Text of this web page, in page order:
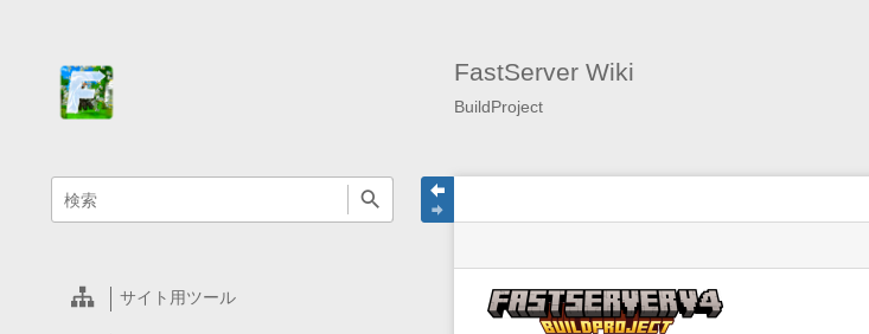
FastServer Wiki
BuildProject
quick
search
サイト用ツール
status
ー
ー
ル